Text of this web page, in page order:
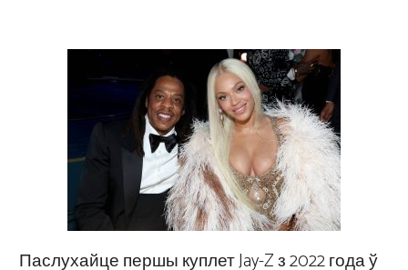
Паслухайце першы куплет Jay-Z з 2022 года ў